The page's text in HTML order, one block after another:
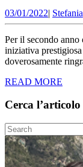
03/01/202203/01/
| Stefania
Per il secondo anno
iniziativa
doverosamente
READ MORE
Cerca
Search
for: